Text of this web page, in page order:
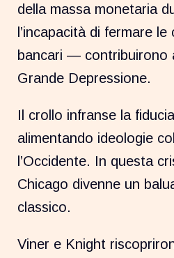
della massa monetaria
l’incapacità di fermare
bancari — contribuirono
Grande Depressione.
Il crollo infranse la
alimentando ideologie
l’Occidente. In questa
Chicago divenne un
classico.
Viner e Knight